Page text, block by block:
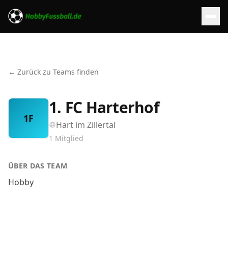
← Zurück zu Teams finden
1F
1. FC Harterhof
Hart im Zillertal
1 Mitglied
ÜBER DAS TEAM
Hobby